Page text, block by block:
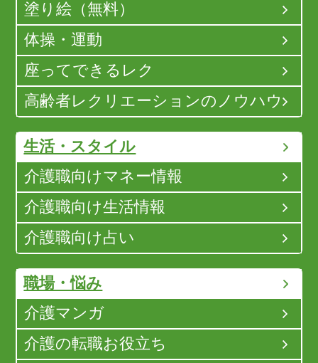
塗り絵（無料）
体操・運動
座ってできるレク
高齢者レクリエーションのノウハウ
生活・スタイル
介護職向けマネー情報
介護職向け生活情報
介護職向け占い
職場・悩み
介護マンガ
介護の転職お役立ち